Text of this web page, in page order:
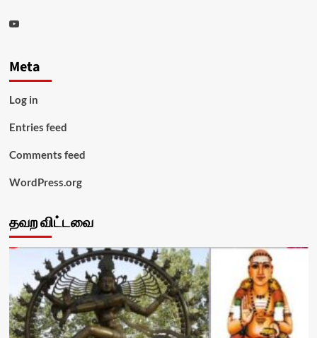
Youtube
Meta
Log in
Entries feed
Comments feed
WordPress.org
தவற விட்டவை